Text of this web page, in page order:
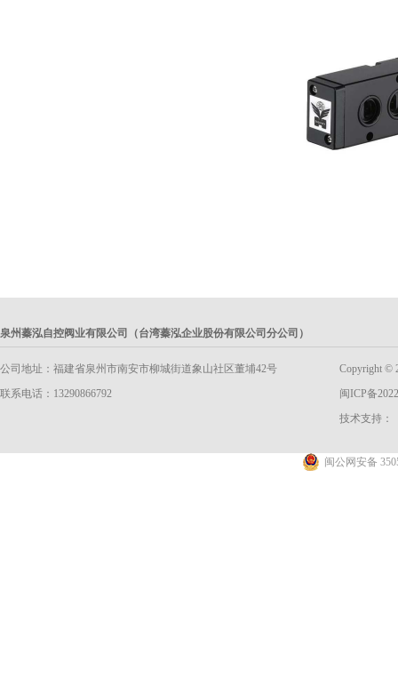
泉州蓁泓自控阀业有限公司（台湾蓁泓企业股份有限公司分公司）
公司地址：福建省泉州市南安市柳城街道象山社区董埔42号
联系电话：13290866792
Copyright ©
闽ICP备
技术支持：
闽公网安备